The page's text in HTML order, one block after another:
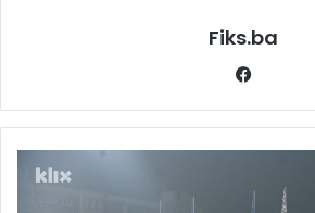
Fiks.ba